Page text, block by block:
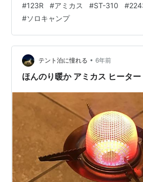
しました。 ソロキャンパーとしては
でも管理人の経験が皆さんのお役に
******************** 今回はソロキ
て欠かせない?!キャンプ飯を作るた
みましょう。 まず、バーナーと呼ぶ
と呼ぶ…
#123R #アミカス #ST-310 #
#ソロキャンプ
テント泊に憧れる • 6年前
ほんのり暖か アミカス ヒーター